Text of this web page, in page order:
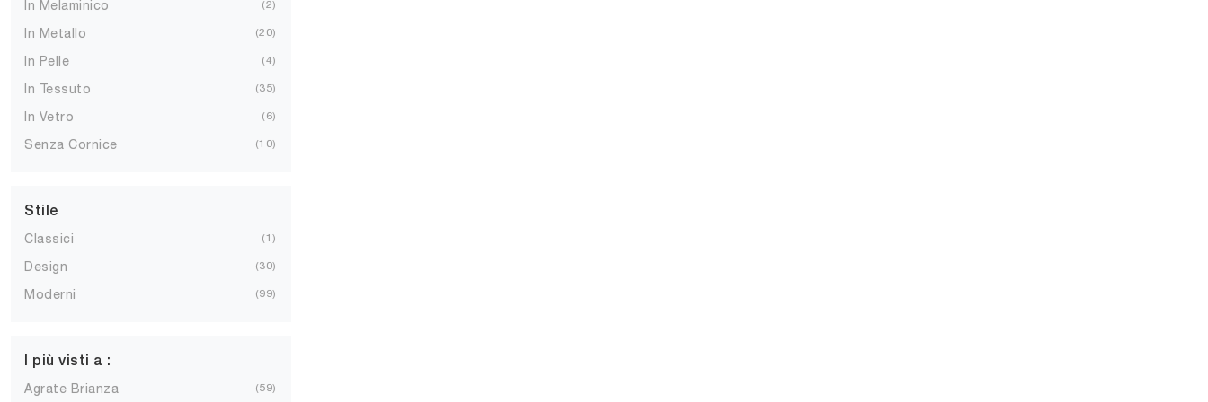
In Melaminico 2
In Metallo 20
In Pelle 4
In Tessuto 35
In Vetro 6
Senza Cornice 10
Stile
Classici 1
Design 30
Moderni 99
I più visti a :
Agrate Brianza 59